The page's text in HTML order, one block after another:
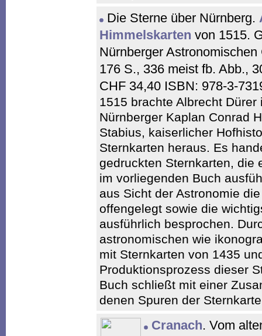
Die Sterne über Nürnberg.
Himmelskarten von 1515.
Nürnberger
176 S., 336 meist fb. Abb.,
CHF 34,40 ISBN: 978-3-
1515 brachte Albrecht
Nürnberger Kaplan Conrad
Stabius, kaiserlicher
Sternkarten heraus. Es
gedruckten Sternkarten, die
im vorliegenden Buch
aus Sicht der Astronomie
offengelegt sowie die
ausführlich besprochen.
astronomischen wie
mit Sternkarten von 1435
Produktionsprozess dieser
Buch schließt mit einer
denen Spuren der
Cranach. Vom